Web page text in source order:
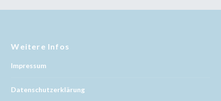
Weitere Infos
Impressum
Datenschutzerklärung